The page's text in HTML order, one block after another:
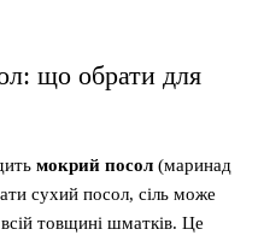
що обрати для
мокрий посол (маринад
сухий посол, сіль може
товщині шматків. Це